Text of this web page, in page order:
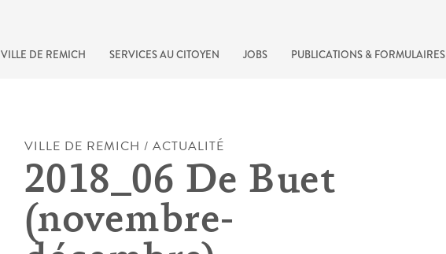
VILLE DE REMICH SERVICES AU CITOYEN JOBS PUBLICATIONS & FORMULAIRES
VILLE DE REMICH / ACTUALITÉ
2018_06 De Buet
(novembre-